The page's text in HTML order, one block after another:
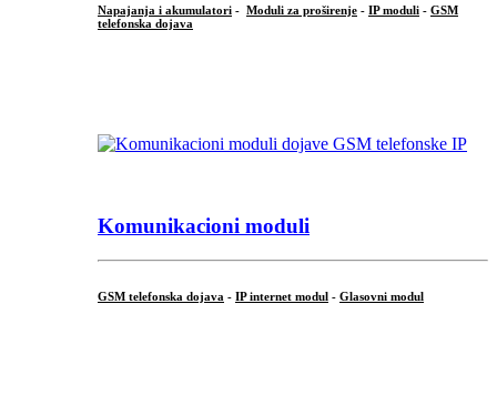
Napajanja i akumulatori - Moduli za proširenje - IP moduli - GSM
telefonska dojava
Komunikacioni moduli
GSM telefonska dojava - IP internet modul - Glasovni modul